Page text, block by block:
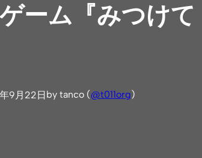
ーム『みつけ
9月22日 by tanco (@t011org)